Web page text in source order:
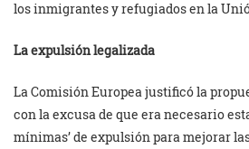
los inmigrantes y refugiados en la
La expulsión legalizada
La Comisión Europea justificó la
con la excusa de que era necesario
mínimas’ de expulsión para mejorar